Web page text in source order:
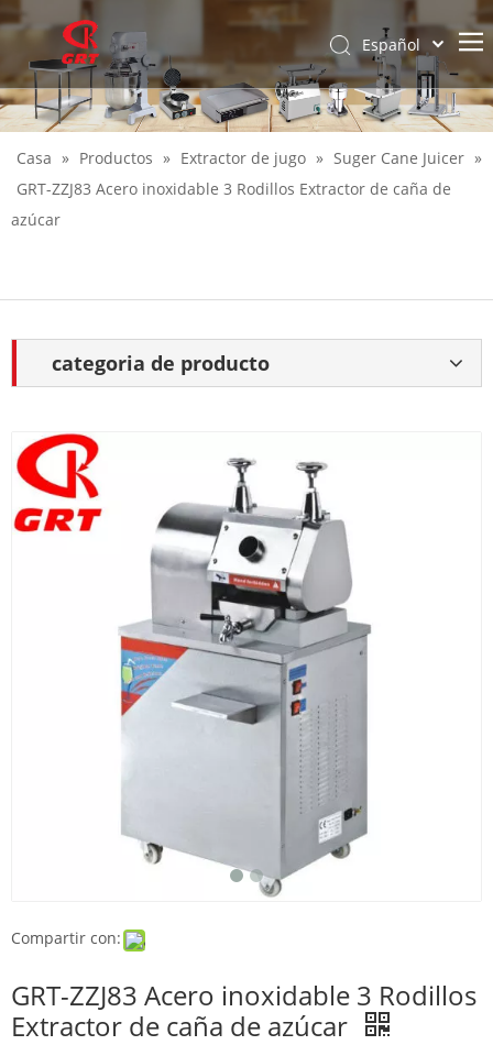
Español
English
Casa » Productos » Extractor de jugo » Suger Cane Juicer »
GRT-ZZJ83 Acero inoxidable 3 Rodillos Extractor de caña de
azúcar
categoria de producto
Compartir con:
GRT-ZZJ83 Acero inoxidable 3 Rodillos
Extractor de caña de azúcar